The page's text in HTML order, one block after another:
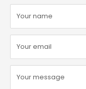
Your name
Your email
Your message